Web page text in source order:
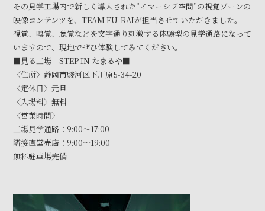
その見学工場内で新しく導入された”イマーシブ空間”の視覚ゾーンの
映像コンテンツを、TEAM FU-RAIが担当させていただきました。
視覚、嗅覚、聴覚などを文字通り刺激する体験型の見学通路になって
いますので、現地でぜひ体験してみてください。
■見る工場 STEP IN たまるや■
〈住所〉静岡市駿河区下川原5-34-20
〈定休日〉元旦
〈入場料〉無料
〈営業時間〉
工場見学通路：9:00～17:00
隣接直営売店：9:00～19:00
無料駐車場完備